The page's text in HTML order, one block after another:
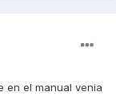
en el manual venia